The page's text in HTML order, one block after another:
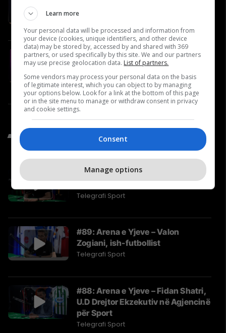
#19 Ejup Maqedonci flet për
Ushtrinë e Kosovës, NATO-n dhe
reagimet nga Serbia
Video
Të Fundit nga Telegrafi Sport
#90: Arena e Yjeve – Kastriot
Rexha, ish-futbollist
Telegrafi Sport
#89: Arena e Yjeve – Valon
Zogiani, ish-futbollist
Telegrafi Sport
#88: Arena e Yjeve – Fidan Shatri,
U.D Drejtor Ekzekutiv në Agjencinë
për Sport
Telegrafi Sport
Learn more
Your personal data will be processed and information from
your device (cookies, unique identifiers, and other device
data) may be stored by, accessed by and shared with 369
partners, or used specifically by this site. We and our partners
may use precise geolocation data. List of partners.
Some vendors may process your personal data on the basis
of legitimate interest, which you can object to by managing
your options below. Look for a link at the bottom of this page
or in the site menu to manage or withdraw consent in privacy
and cookie settings.
Consent
Manage options